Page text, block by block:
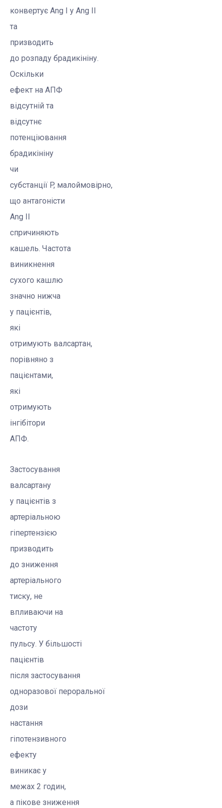
конвертує Ang I у Ang II
та
призводить
до розпаду брадикініну.
Оскільки
ефект на АПФ
відсутній та
відсутнє
потенціювання
брадикініну
чи
субстанції P, малоймовірно,
що антагоністи
Ang II
спричиняють
кашель. Частота
виникнення
сухого кашлю
значно нижча
у пацієнтів,
які
отримують валсартан,
порівняно з
пацієнтами,
які
отримують
інгібітори
АПФ.
Застосування
валсартану
у пацієнтів з
артеріальною
гіпертензією
призводить
до зниження
артеріального
тиску, не
впливаючи на
частоту
пульсу. У більшості
пацієнтів
після застосування
одноразової пероральної
дози
настання
гіпотензивного
ефекту
виникає у
межах 2 годин,
а пікове зниження